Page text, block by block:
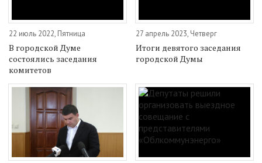
22 июль 2022, Пятница
В городской Думе
состоялись заседания
комитетов
27 апрель 2023, Четверг
Итоги девятого заседания
городской Думы